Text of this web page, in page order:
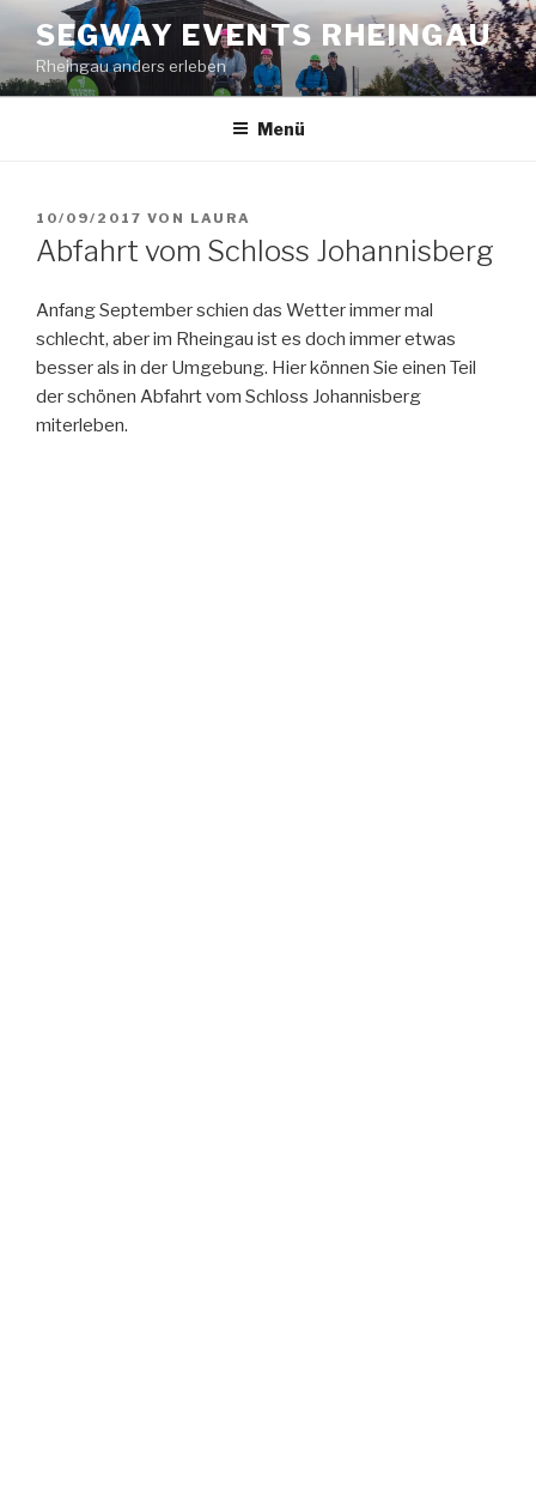
Zum
Inhalt
springen
SEGWAY EVENTS RHEINGAU
Rheingau anders erleben
Menü
VERÖFFENTLICHT
AM
10/09/2017 VON LAURA
Abfahrt vom Schloss Johannisberg
Anfang September schien das Wetter immer mal
schlecht, aber im Rheingau ist es doch immer etwas
besser als in der Umgebung. Hier können Sie einen Teil
der schönen Abfahrt vom Schloss Johannisberg
miterleben.